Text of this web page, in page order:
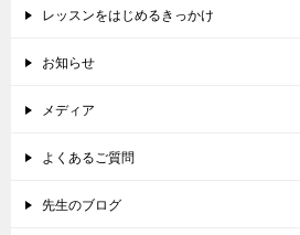
レッスンをはじめるきっかけ
お知らせ
メディア
よくあるご質問
先生のブログ